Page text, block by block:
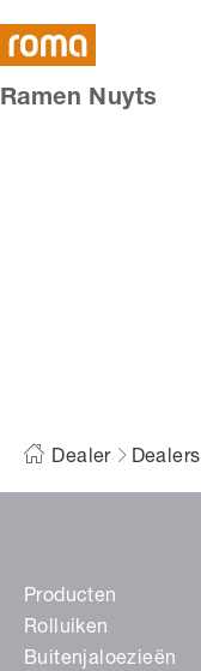
Ramen Nuyts
Dealer Dealers
Producten
Rolluiken
Buitenjaloezieën